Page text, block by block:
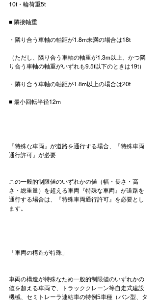
10t・輪荷重5t
■ 隣接軸重
・隣り合う車軸の軸距が1.8m未満の場合は18t
（ただし、隣り合う車軸の軸重が1.3m以上、かつ隣
り合う車軸の軸重がいずれも9.5t以下のときは19t）
・隣り合う車軸の軸距が1.8m以上の場合は20t
■ 最小回転半径12m
『特殊な車両』が道路を通行する場合、『特殊車両
通行許可』が必要
この一般的制限値のいずれかの値（幅・長さ・高
さ・総重量）を超える車両『特殊な車両』が道路を
通行する場合は、『特殊車両通行許可』を必要とし
ます。
「車両の構造が特殊」
車両の構造が特殊なため一般的制限値のいずれかの
値を超える車両で、トラッククレーン等自走式建設
機械、セミトレーラ連結車の特例5車種（バン型、タ